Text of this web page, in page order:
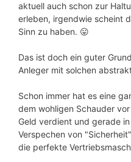
aktuell auch schon zur
erleben, irgendwie scheint
Sinn zu haben. 😛
Das ist doch ein guter
Anleger mit solchen
Schon immer hat es eine
dem wohligen Schauder
Geld verdient und gerade
Verspechen von
die perfekte